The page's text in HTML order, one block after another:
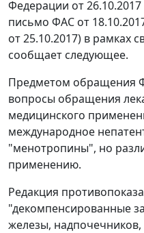
Федерации от
письмо ФАС от
от 25.10.2017) в рамках
сообщает следующее.
Предметом обращения
вопросы обращения
медицинского
международное
"менотропины", но
применению.
Редакция
"декомпенсированные
железы,